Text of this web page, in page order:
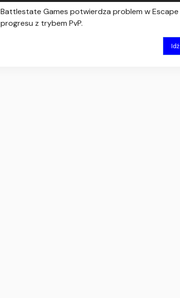
Battlestate Games potwierdza problem w
progresu z trybem PvP.